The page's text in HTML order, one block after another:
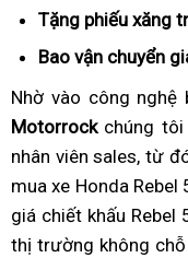
xịn
nhất
Tặng địa
chỉ
phiếu xăng
Bao vận chuyển
Nhờ vào Honda
Rebel
500
chiết
khấu
giá
công nghệ
Motorrock chúng tôi
nhân viên sales, thay
dầu
từ
mua xe Honda
giá chiết khấu Rebel
thị trường đồ
không